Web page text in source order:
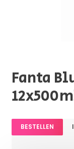
Fanta
BESTELLEN